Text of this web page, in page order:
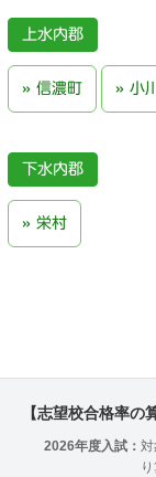
上水内郡
信濃町 小
下水内郡
栄村
【志望校合格率の
2026年度入試：